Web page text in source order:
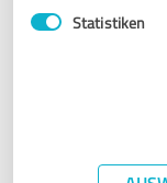
Statistiken
Ich bin wirklich
Herrn Van
Er hat sich die
Möglichkeiten